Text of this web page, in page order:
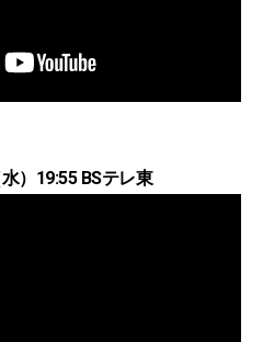
）19:55 BSテレ東